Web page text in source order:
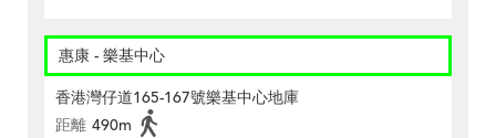
惠康 - 樂基中心
香港灣仔道165-167號樂基中心地庫
距離 490m